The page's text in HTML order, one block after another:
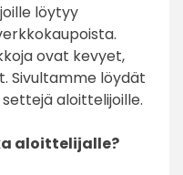
löytyy
ovat kevyet,
Sivultamme löydät
aloittelijoille.
aloittelijalle?